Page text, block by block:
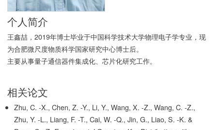
个人简介
王鑫喆，2019年博士毕业于中国科学技术大学物理电子学专业，现
为合肥微尺度物质科学国家研究中心博士后。
主要从事量子通信器件集成化、芯片化研究工作。
相关论文
Zhu, C. -X., Chen, Z. -Y., Li, Y., Wang, X. -Z., Wang, C. -Z.,
Zhu, Y. -L., Liang, F. -T., Cai, W. -Q., Jin, G., Liao, S. -K. &